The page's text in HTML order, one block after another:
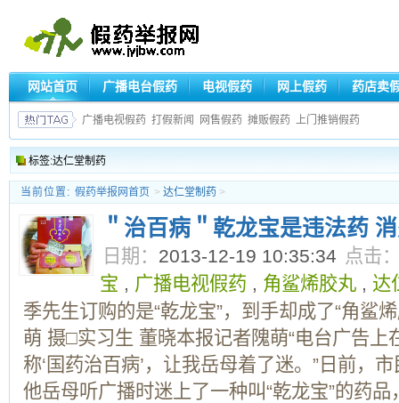
网站首页 广播电台假药 电视假药 网上假药 药店卖
广播电视假药 打假新闻 网售假药 摊贩假药 上门推销假药
标签:达仁堂制药
当前位置: 假药举报网首页 > 达仁堂制药 >
＂治百病＂乾龙宝是违法药
日期： 2013-12-19 10:35:34 点击
宝 , 广播电视假药 , 角鲨烯胶丸 , 达
季先生订购的是“乾龙宝”，到手却成了“角鲨
萌 摄□实习生 董晓本报记者隗萌“电台广告上
称‘国药治百病’，让我岳母着了迷。”日前，
他岳母听广播时迷上了一种叫“乾龙宝”的药